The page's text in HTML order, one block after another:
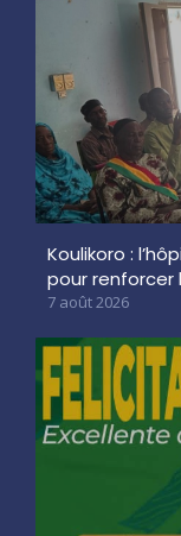
Koulikoro :
pour renforcer
7 août 2026